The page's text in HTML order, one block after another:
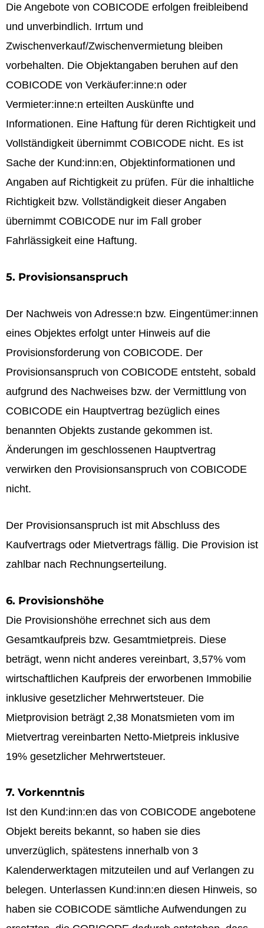
Die Angebote von COBICODE erfolgen freibleibend
und unverbindlich. Irrtum und
Zwischenverkauf/Zwischenvermietung bleiben
vorbehalten. Die Objektangaben beruhen auf den
COBICODE von Verkäufer:inne:n oder
Vermieter:inne:n erteilten Auskünfte und
Informationen. Eine Haftung für deren Richtigkeit und
Vollständigkeit übernimmt COBICODE nicht. Es ist
Sache der Kund:inn:en, Objektinformationen und
Angaben auf Richtigkeit zu prüfen. Für die inhaltliche
Richtigkeit bzw. Vollständigkeit dieser Angaben
übernimmt COBICODE nur im Fall grober
Fahrlässigkeit eine Haftung.
5. Provisionsanspruch
Der Nachweis von Adresse:n bzw. Eingentümer:innen
eines Objektes erfolgt unter Hinweis auf die
Provisionsforderung von COBICODE. Der
Provisionsanspruch von COBICODE entsteht, sobald
aufgrund des Nachweises bzw. der Vermittlung von
COBICODE ein Hauptvertrag bezüglich eines
benannten Objekts zustande gekommen ist.
Änderungen im geschlossenen Hauptvertrag
verwirken den Provisionsanspruch von COBICODE
nicht.
Der Provisionsanspruch ist mit Abschluss des
Kaufvertrags oder Mietvertrags fällig. Die Provision ist
zahlbar nach Rechnungserteilung.
6. Provisionshöhe
Die Provisionshöhe errechnet sich aus dem
Gesamtkaufpreis bzw. Gesamtmietpreis. Diese
beträgt, wenn nicht anderes vereinbart, 3,57% vom
wirtschaftlichen Kaufpreis der erworbenen Immobilie
inklusive gesetzlicher Mehrwertsteuer. Die
Mietprovision beträgt 2,38 Monatsmieten vom im
Mietvertrag vereinbarten Netto-Mietpreis inklusive
19% gesetzlicher Mehrwertsteuer.
7. Vorkenntnis
Ist den Kund:inn:en das von COBICODE angebotene
Objekt bereits bekannt, so haben sie dies
unverzüglich, spätestens innerhalb von 3
Kalenderwerktagen mitzuteilen und auf Verlangen zu
belegen. Unterlassen Kund:inn:en diesen Hinweis, so
haben sie COBICODE sämtliche Aufwendungen zu